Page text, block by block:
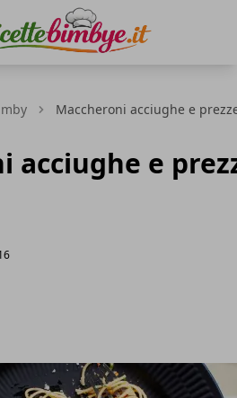
Maccheroni acciughe e
acciughe e